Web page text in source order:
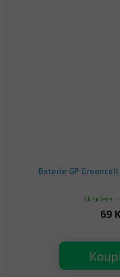
Baterie GP
Skladem -
69